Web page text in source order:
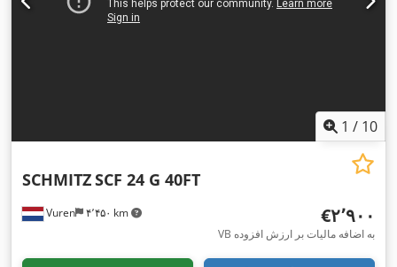
1 / 10
Vuren ۴٬۴۵۰ km
SCHMITZSCF 24 G 40FT
‎€۲٬۹۰۰
VB به اضافه مالیات بر ارزش افزوده